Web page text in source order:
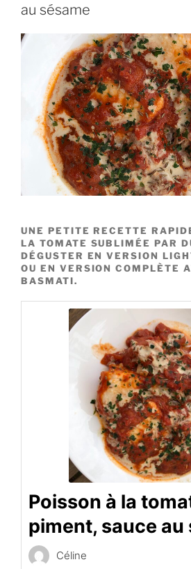
au sésame
UNE PETITE RECETTE
LA TOMATE SUBLIMÉE PAR
DÉGUSTER EN VERSION
OU EN VERSION COMPLÈTE
BASMATI.
Poisson à la
piment, sauce au
Céline